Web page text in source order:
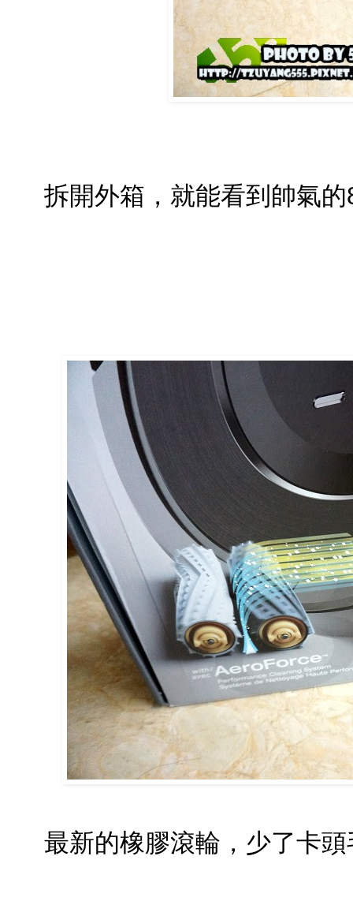
拆開外箱，就能看到帥氣
最新的橡膠滾輪，少了卡